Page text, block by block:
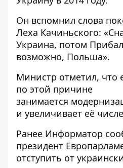
Он вспомнил слова
Леха Качиньского:
Украина, потом
возможно, Польша».
Министр отметил, что
по этой причине
занимается
и увеличивает её
Ранее Информатор
президент
отступить от